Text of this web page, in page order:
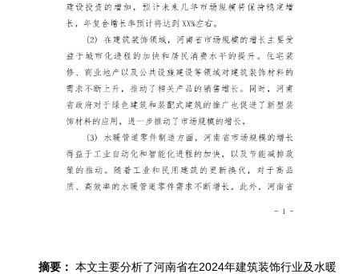
摘要： 本文主要分析了河南省在2024年建筑装饰行业及水暖